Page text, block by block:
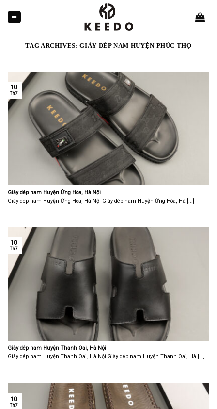
content
TAG ARCHIVES:GIÀY DÉP NAM HUYỆN PHÚC THỌ
Giày dép nam Huyện Ứng Hòa, Hà Nội
Giày dép nam Huyện Ứng Hòa, Hà Nội Giày dép nam Huyện Ứng Hòa, Hà [...]
10
Th7
Giày dép nam Huyện Thanh Oai, Hà Nội
Giày dép nam Huyện Thanh Oai, Hà Nội Giày dép nam Huyện Thanh Oai, Hà [...]
10
Th7
10
Th7